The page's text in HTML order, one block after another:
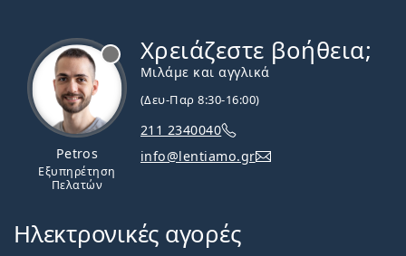
Petros
Εξυπηρέτηση
Πελατών
Χρειάζεστε βοήθεια;
Μιλάμε και αγγλικά
(Δευ-Παρ 8:30-16:00)
211 2340040
info@lentiamo.gr
Ηλεκτρονικές αγορές